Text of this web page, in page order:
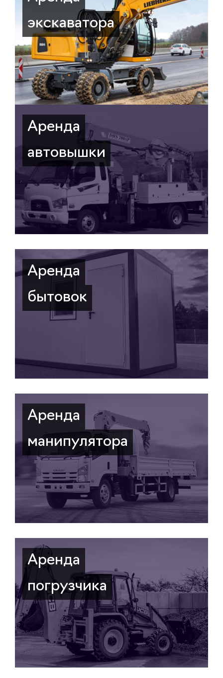
экскаватора
Аренда
автовышки
Аренда
бытовок
Аренда
манипулятора
Аренда
погрузчика